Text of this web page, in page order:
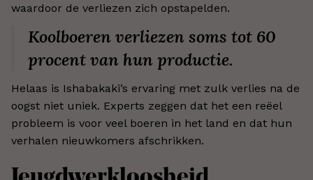
waardoor de verliezen zich opstapelden.
Koolboeren verliezen soms tot 60
procent van hun productie.
Helaas is Ishabakaki’s ervaring met zulk verlies na de
oogst niet uniek. Experts zeggen dat het een reëel
probleem is voor veel boeren in het land en dat hun
verhalen nieuwkomers afschrikken.